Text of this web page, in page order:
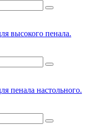
высокого пенала.
пенала настольного.